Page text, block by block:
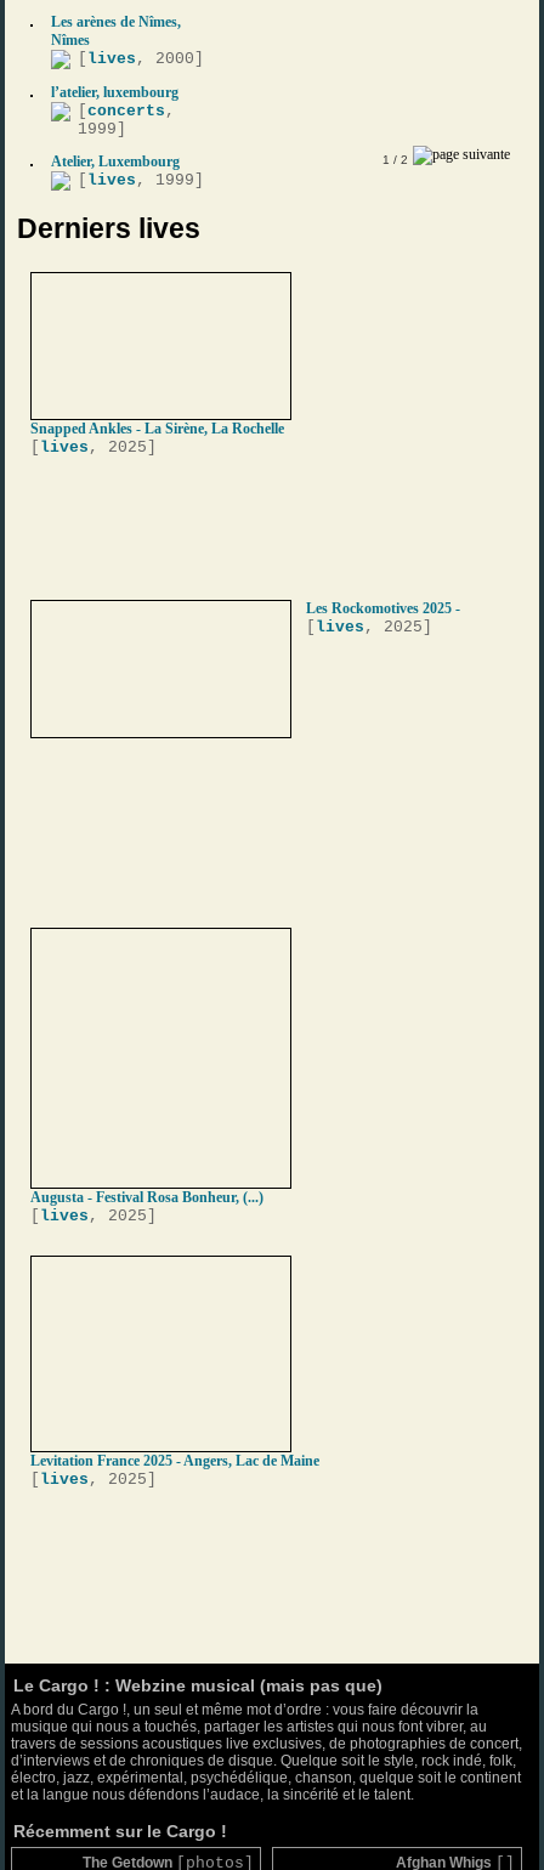
Les arènes de Nîmes,
Nîmes
lives , 2000]
l’atelier, luxembourg
[concerts ,
1999]
Atelier, Luxembourg
lives , 1999]
1 / 2
Derniers lives
Snapped Ankles - La Sirène, La Rochelle
lives , 2025]
Les Rockomotives 2025 -
lives , 2025]
Augusta - Festival Rosa Bonheur, (...)
lives , 2025]
Levitation France 2025 - Angers, Lac de Maine
lives , 2025]
Le Cargo ! : Webzine musical (mais pas que)
A bord du Cargo !, un seul et même mot d’ordre : vous faire découvrir la
musique qui nous a touchés, partager les artistes qui nous font vibrer, au
travers de sessions acoustiques live exclusives, de photographies de concert,
d’interviews et de chroniques de disque. Quelque soit le style, rock indé, folk,
électro, jazz, expérimental, psychédélique, chanson, quelque soit le continent
et la langue nous défendons l’audace, la sincérité et le talent.
Récemment sur le Cargo !
The Getdown [photos] Afghan Whigs